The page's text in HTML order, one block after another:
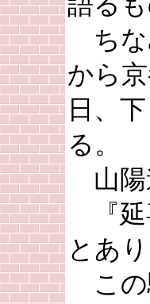
ちな
から
日、
る。
山陽
『延
とあ
この